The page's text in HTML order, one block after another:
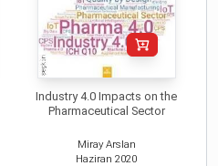
Industry 4.0 Impacts on the
Pharmaceutical Sector
Miray Arslan
Haziran 2020